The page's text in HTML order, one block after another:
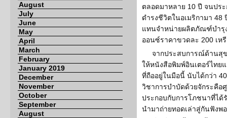
August
July
June
May
April
March
February
January 2019
December
November
October
September
August
ตลอดมาหลาย 10 ปี จนปร
ดำรงชีวิตในอเมริกามา
แทนจำหน่ายผลิตภัณฑ์บำรุ
ออนซ์ราคาขวดละ 200 เห
จากประสบการณ์ด้านสุ
ให้หนังสือพิมพ์อินเตอร์ไทย
ที่ถืออยู่ในมือนี้ นับได้กว่า 40
วิชาการบำบัดด้วยจักระคือ
ประกอบกับการโภชนาที่ได้
นำมาถ่ายทอดเล่าสู่กันฟังพ